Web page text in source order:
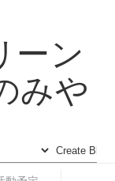
ーン
みや